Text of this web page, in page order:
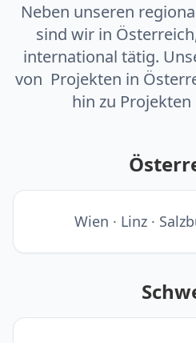
Neben unseren
sind wir in
international tätig.
von Projekten in
hin zu
Wien · Linz ·